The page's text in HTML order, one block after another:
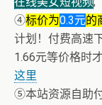
④标价为0.3元的
计划！付费高速
1.66元等价格时才
这里
⑤本站资源自助付